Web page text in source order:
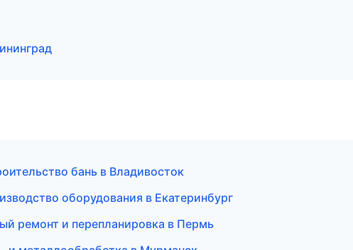
бань в Владивосток
оборудования в Екатеринбург
ремонт и перепланировка в Пермь